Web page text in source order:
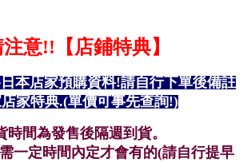
意!! 【店鋪特典】
本店家預購資料!請自行下單後備註
家特典.(單價可事先查詢!)
時間為發售後隔週到貨。
需一定時間內定才會有的(請自行提早